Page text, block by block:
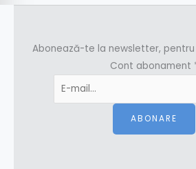
Abonează-te la newsletter, pentru
Cont abonament
ABONARE